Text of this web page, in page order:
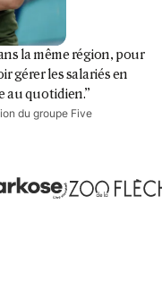
la même région, pour
gérer les salariés en
au quotidien.”
du groupe Five